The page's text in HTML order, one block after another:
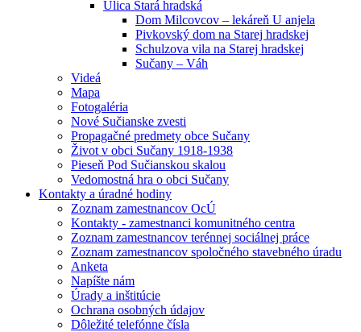
Ulica Stará hradská
Dom Milcovcov – lekáreň U anjela
Pivkovský dom na Starej hradskej
Schulzova vila na Starej hradskej
Sučany – Váh
Videá
Mapa
Fotogaléria
Nové Sučianske zvesti
Propagačné predmety obce Sučany
Život v obci Sučany 1918-1938
Pieseň Pod Sučianskou skalou
Vedomostná hra o obci Sučany
Kontakty a úradné hodiny
Zoznam zamestnancov OcÚ
Kontakty - zamestnanci komunitného centra
Zoznam zamestnancov terénnej sociálnej práce
Zoznam zamestnancov spoločného stavebného úradu
Anketa
Napíšte nám
Úrady a inštitúcie
Ochrana osobných údajov
Dôležité telefónne čísla